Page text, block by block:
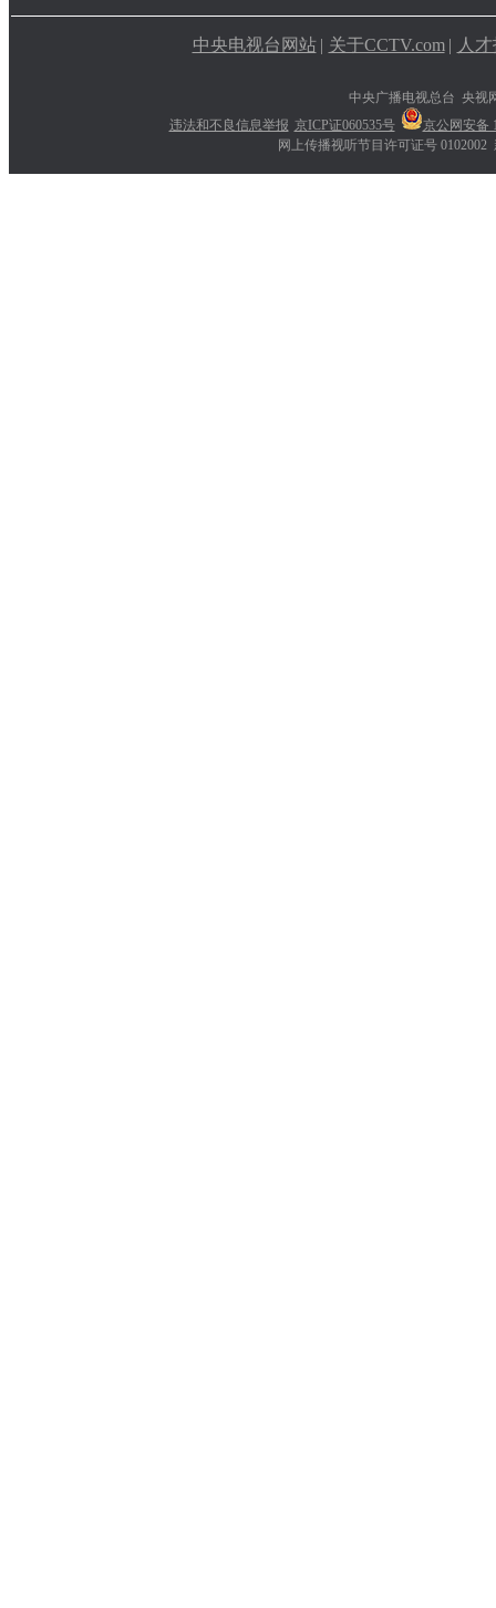
中央电视台网站 | 关于CCTV.com | 人
中央广播电视总台 央视
违法和不良信息举报 京ICP证060535号
京公网安备
网上传播视听节目许可证号 0102002